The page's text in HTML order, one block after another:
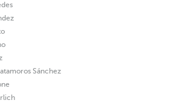
Sánchez